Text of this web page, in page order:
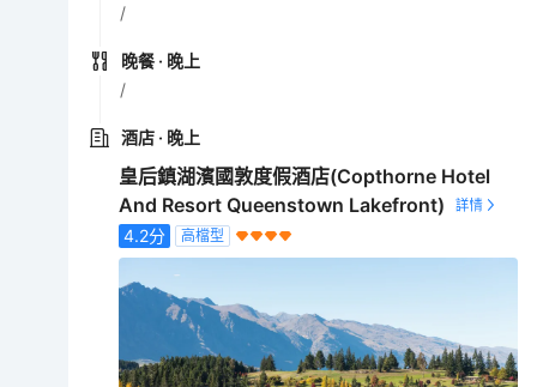
/
晚餐 · 晚上
/
酒店 · 晚上
皇后鎮湖濱國敦度假酒店(Copthorne Hotel
And Resort Queenstown Lakefront)
4.2分 高檔型